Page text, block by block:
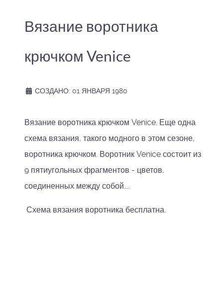
Вязание воротника
крючком Venice
СОЗДАНО: 01 ЯНВАРЯ 1980
Вязание воротника крючком Venice. Еще одна
схема вязания, такого модного в этом сезоне,
воротника крючком. Воротник Venice состоит из
9 пятиугольных фрагментов - цветов,
соединенных между собой....
Схема вязания воротника бесплатна.